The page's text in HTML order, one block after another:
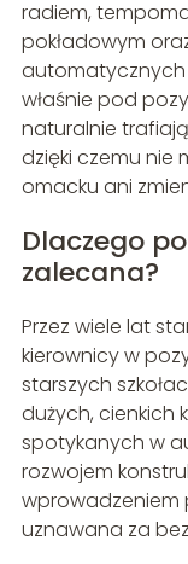
radiem,
pokładowym
automatycznych
właśnie pod
naturalnie
dzięki czemu nie
omacku ani
Dlaczego
zalecana?
Przez wiele lat
kierownicy w
starszych
dużych, cienkich
spotykanych w
rozwojem
wprowadzeniem
uznawana za